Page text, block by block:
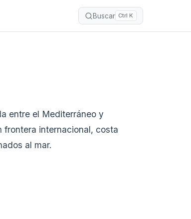
Buscar Ctrl K
entre el Mediterráneo y
frontera internacional, costa
al mar.